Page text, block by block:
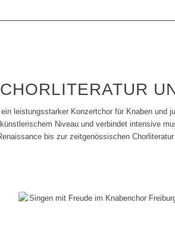
leistungsstarker Konzertchor für Knaben und
Niveau und verbindet intensive
bis zur zeitgenössischen